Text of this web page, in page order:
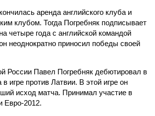
аренда английского клуба и
клубом. Тогда Погребняк подписывает
четыре года с английской командой
неоднократно приносил победы своей
России Павел Погребняк дебютировал в
в игре против Латвии. В этой игре он
исход матча. Принимал участие в
Евро-2012.